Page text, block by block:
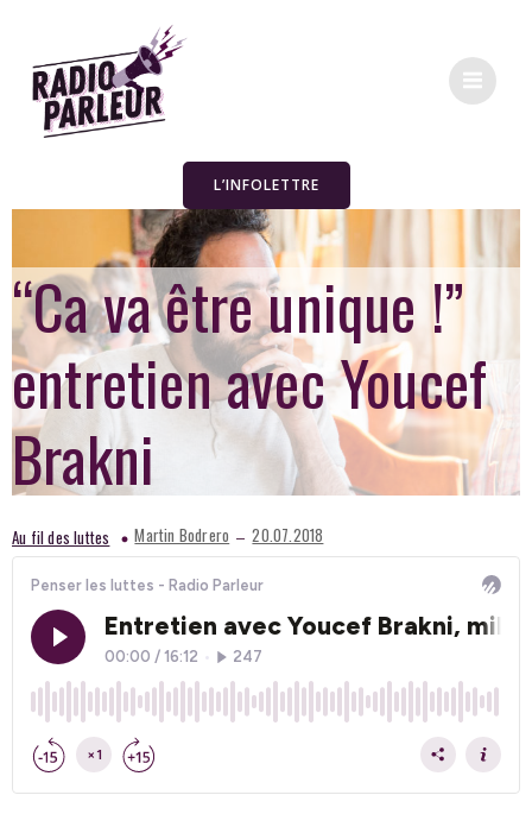
L’INFOLETTRE
“Ca va être unique !”
entretien avec Youcef
Brakni
Au fil des luttes Martin Bodrero – 20.07.2018